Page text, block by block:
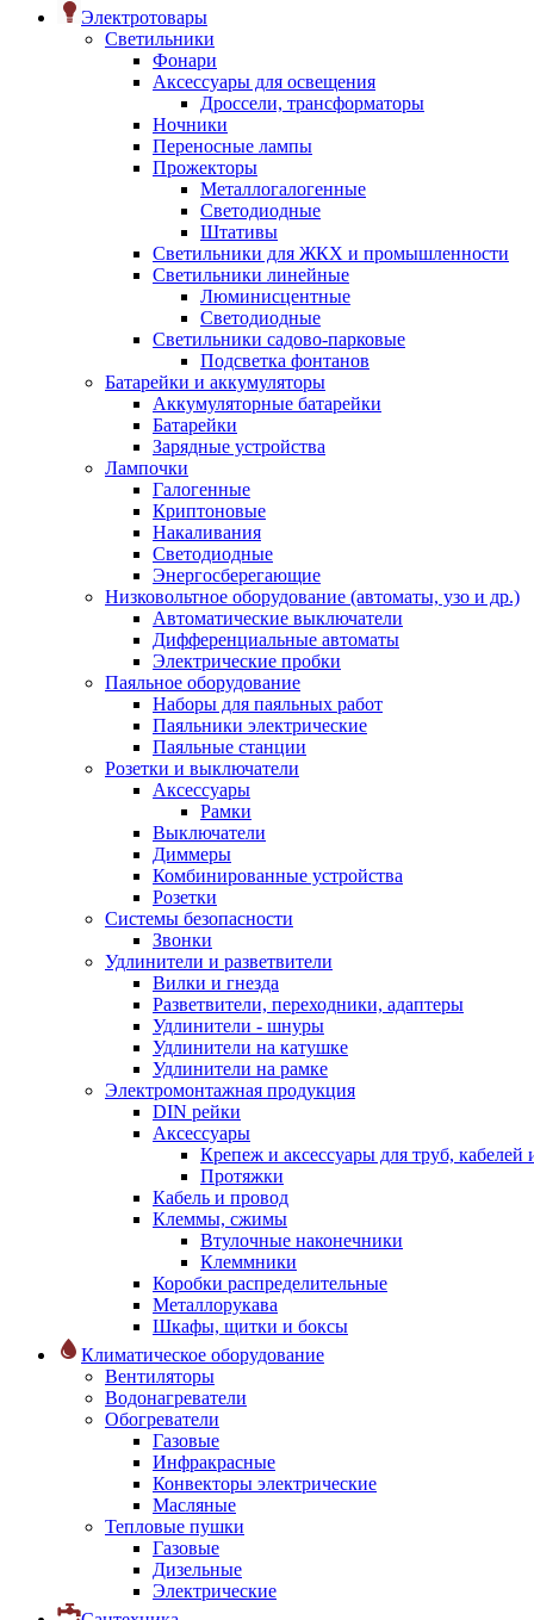
Электротовары
Светильники
Фонари
Аксессуары для освещения
Дроссели, трансформаторы
Ночники
Переносные лампы
Прожекторы
Металлогалогенные
Светодиодные
Штативы
Светильники для ЖКХ и промышленности
Светильники линейные
Люминисцентные
Светодиодные
Светильники садово-парковые
Подсветка фонтанов
Батарейки и аккумуляторы
Аккумуляторные батарейки
Батарейки
Зарядные устройства
Лампочки
Галогенные
Криптоновые
Накаливания
Светодиодные
Энергосберегающие
Низковольтное оборудование (автоматы, узо и др.)
Автоматические выключатели
Дифференциальные автоматы
Электрические пробки
Паяльное оборудование
Наборы для паяльных работ
Паяльники электрические
Паяльные станции
Розетки и выключатели
Аксессуары
Рамки
Выключатели
Диммеры
Комбинированные устройства
Розетки
Системы безопасности
Звонки
Удлинители и разветвители
Вилки и гнезда
Разветвители, переходники, адаптеры
Удлинители - шнуры
Удлинители на катушке
Удлинители на рамке
Электромонтажная продукция
DIN рейки
Аксессуары
Крепеж и аксессуары для труб, кабелей
Протяжки
Кабель и провод
Клеммы, сжимы
Втулочные наконечники
Клеммники
Коробки распределительные
Металлорукава
Шкафы, щитки и боксы
Климатическое оборудование
Вентиляторы
Водонагреватели
Обогреватели
Газовые
Инфракрасные
Конвекторы электрические
Масляные
Тепловые пушки
Газовые
Дизельные
Электрические